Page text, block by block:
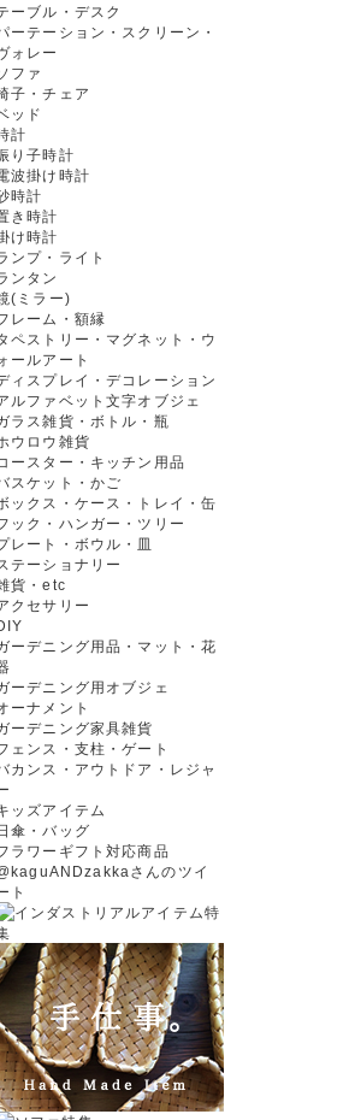
ーブル・デスク
ーテーション・スクリーン・
ォレー
ファ
子・チェア
ッド
計
り子時計
波掛け時計
時計
き時計
け時計
ンプ・ライト
ンタン
(ミラー)
レーム・額縁
ペストリー・マグネット・ウ
ールアート
ィスプレイ・デコレーション
ルファベット文字オブジェ
ラス雑貨・ボトル・瓶
ウロウ雑貨
ースター・キッチン用品
スケット・かご
ックス・ケース・トレイ・缶
ック・ハンガー・ツリー
レート・ボウル・皿
テーショナリー
貨・etc
クセサリー
ーデニング用品・マット・花
ーデニング用オブジェ
ーナメント
ーデニング家具雑貨
ェンス・支柱・ゲート
カンス・アウトドア・レジャ
ッズアイテム
傘・バッグ
ラワーギフト対応商品
さんのツイ
ト